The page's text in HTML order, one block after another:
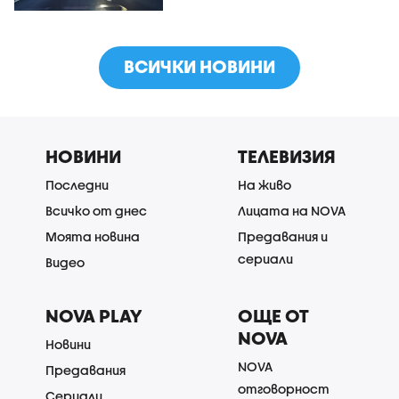
ВСИЧКИ НОВИНИ
НОВИНИ
Последни
Всичко от днес
Моята новина
Видео
ТЕЛЕВИЗИЯ
На живо
Лицата на NOVA
Предавания и
сериали
NOVA PLAY
Новини
Предавания
Сериали
ОЩЕ ОТ
NOVA
NOVA
отговорност